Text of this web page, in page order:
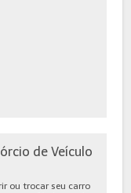
de Veículo
ou trocar seu carro